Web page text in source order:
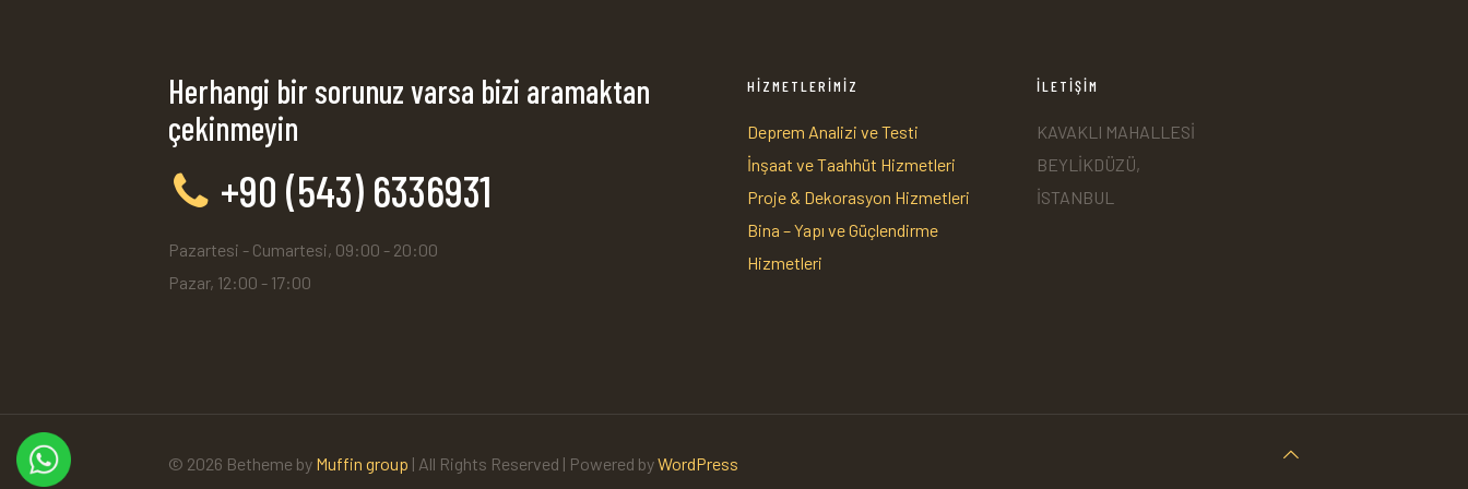
Herhangi bir sorunuz varsa bizi aramaktan
çekinmeyin
+90 (543) 6336931
Pazartesi - Cumartesi, 09:00 - 20:00
Pazar, 12:00 - 17:00
HİZMETLERİMİZ
Deprem Analizi ve Testi
İnşaat ve Taahhüt Hizmetleri
Proje & Dekorasyon Hizmetleri
Bina – Yapı ve Güçlendirme
Hizmetleri
İLETİŞİM
KAVAKLI MAHALLESİ
BEYLİKDÜZÜ,
İSTANBUL
© 2026 Betheme by Muffin group | All Rights Reserved | Powered byWordPress